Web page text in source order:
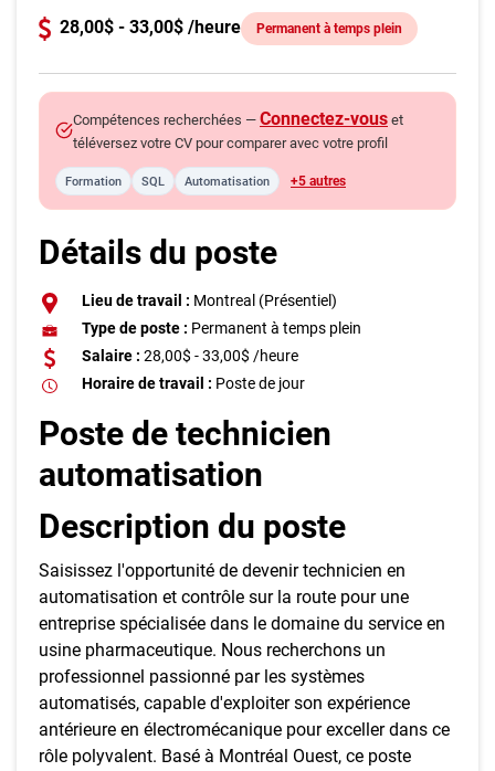
28,00$ - 33,00$ /heure Permanent à temps plein
Compétences recherchées — Connectez-vous et
téléversez votre CV pour comparer avec votre profil
Formation SQL Automatisation +5 autres
Détails du poste
Lieu de travail : Montreal (Présentiel)
Type de poste : Permanent à temps plein
Salaire : 28,00$ - 33,00$ /heure
Horaire de travail : Poste de jour
Poste de technicien
automatisation
Description du poste
Saisissez l'opportunité de devenir technicien en
automatisation et contrôle sur la route pour une
entreprise spécialisée dans le domaine du service en
usine pharmaceutique. Nous recherchons un
professionnel passionné par les systèmes
automatisés, capable d'exploiter son expérience
antérieure en électromécanique pour exceller dans ce
rôle polyvalent. Basé à Montréal Ouest, ce poste